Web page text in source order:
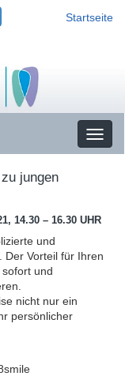
Startseite
jungen
14.30 – 16.30 UHR
und
Der Vorteil für Ihren
und
nicht nur ein
persönlicher